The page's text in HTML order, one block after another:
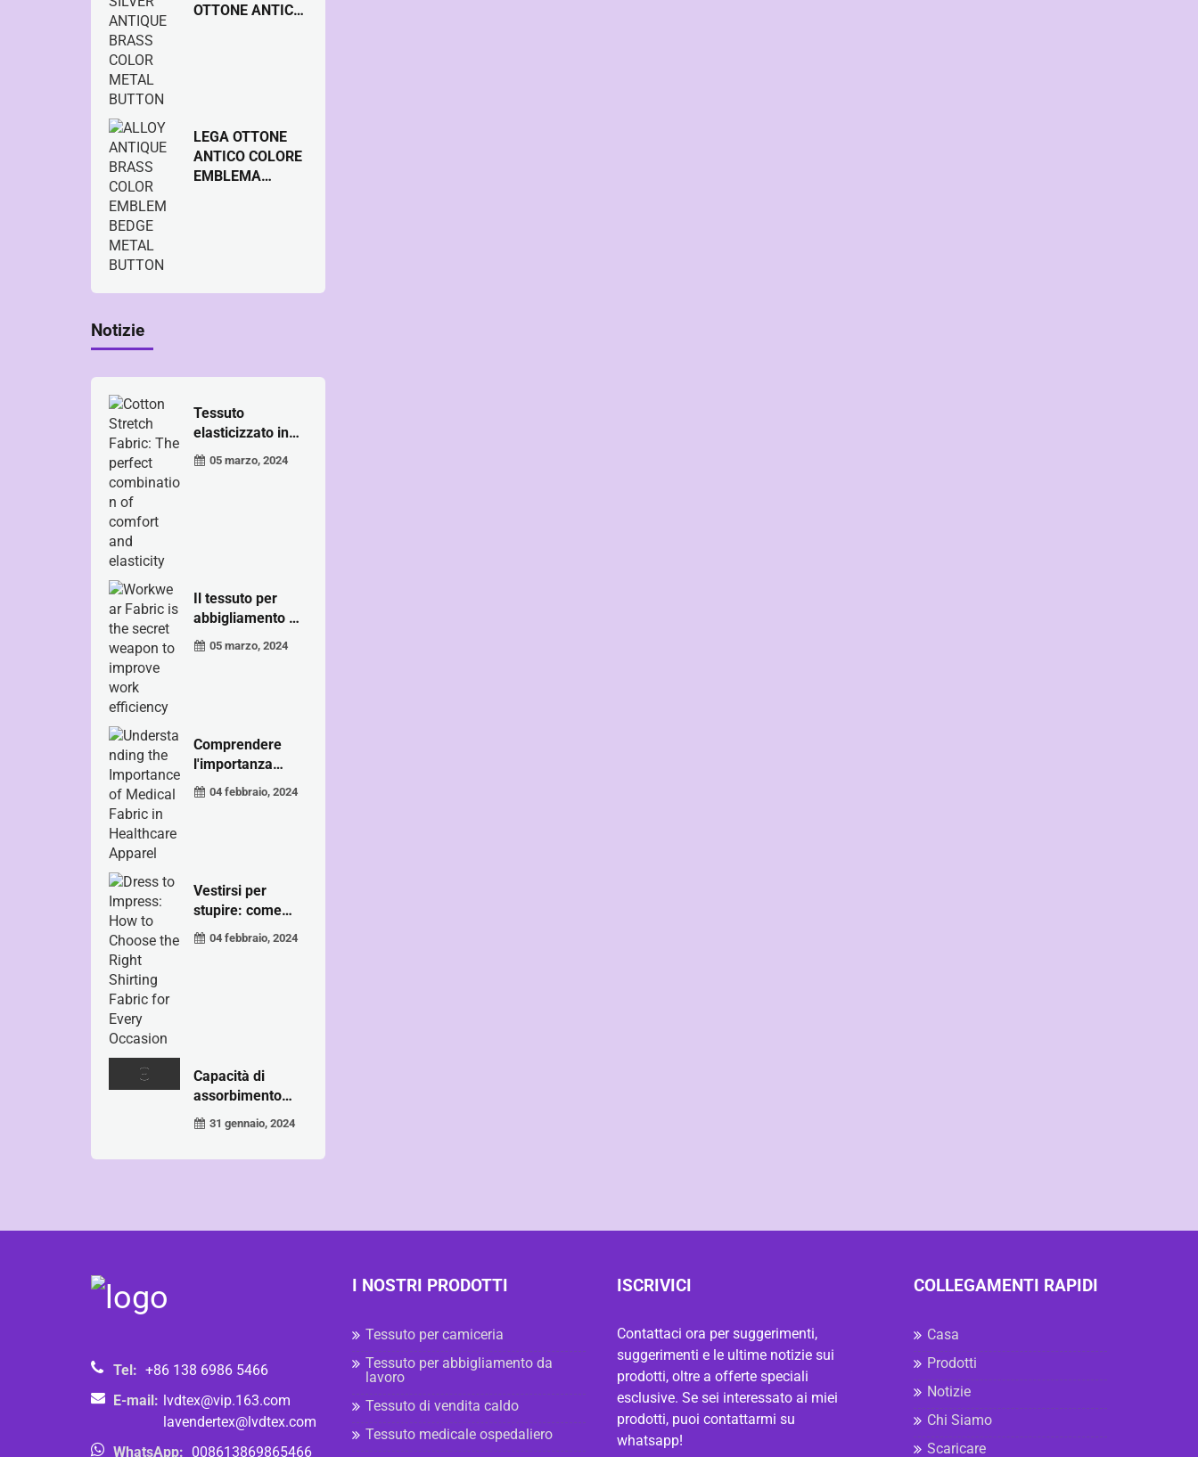
OTTONE ANTICO
LEGA OTTONE
ANTICO COLORE
EMBLEMA
Notizie
Tessuto
elasticizzato in
cotone: il per...
05 marzo, 2024
Il tessuto per
abbigliamento da
lavoro è il
segreto ...
05 marzo, 2024
Comprendere
l'importanza
della...
04 febbraio, 2024
Vestirsi per
stupire: come
scegliere...
04 febbraio, 2024
Capacità di
assorbimento
dell'umidità ...
31 gennaio, 2024
Tel: +86 138 6986 5466
E-mail: lvdtex@vip.163.com
lavendertex@lvdtex.com
WhatsApp: 008613869865466
I NOSTRI PRODOTTI
Tessuto per camiceria
Tessuto per abbigliamento da
lavoro
Tessuto di vendita caldo
Tessuto medicale ospedaliero
ISCRIVICI
Contattaci ora per suggerimenti,
suggerimenti e le ultime notizie sui
prodotti, oltre a offerte speciali
esclusive. Se sei interessato ai miei
prodotti, puoi contattarmi su
whatsapp!
COLLEGAMENTI RAPIDI
Casa
Prodotti
Notizie
Chi Siamo
Scaricare